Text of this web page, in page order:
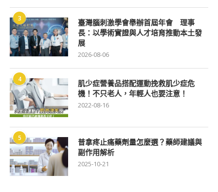
3
臺灣腦刺激學會舉辦首屆年會 理事
長：以學術實證與人才培育推動本土發
展
2026-08-06
4
肌少症營養品搭配運動挽救肌少症危
機！不只老人，年輕人也要注意！
2022-08-16
5
普拿疼止痛藥劑量怎麼選？藥師建議與
副作用解析
2025-10-21